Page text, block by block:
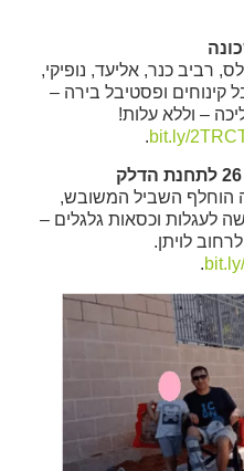
רביב כנר, אליעד, נופיקי,
קינוחים ופסטיבל בירה –
– וללא עלות!
bit.ly/
.
הוחלף השביל המשובש,
לעגלות וכסאות גלגלים –
לויתן.
.